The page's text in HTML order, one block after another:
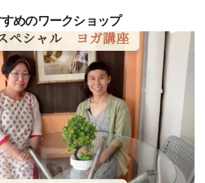
めのワークショップ